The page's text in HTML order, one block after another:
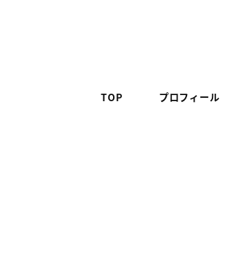
TOP プロフィール